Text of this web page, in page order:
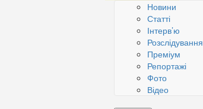
Новини
Статті
Інтерв’ю
Розслідування
Преміум
Репортажі
Фото
Відео